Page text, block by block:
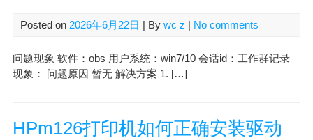
Posted on 2026年6月22日 | By wc z No comments
问题现象 软件：obs 用户系统：win7/10 会话id：工作群记录
现象： 问题原因 暂无 解决方案 1. […]
HPm126打印机如何正确安装驱动